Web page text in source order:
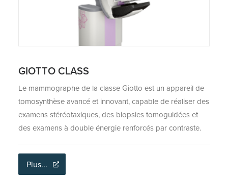
GIOTTO CLASS
Le mammographe de la classe Giotto est un appareil de
tomosynthèse avancé et innovant, capable de réaliser des
examens stéréotaxiques, des biopsies tomoguidées et
des examens à double énergie renforcés par contraste.
Plus...